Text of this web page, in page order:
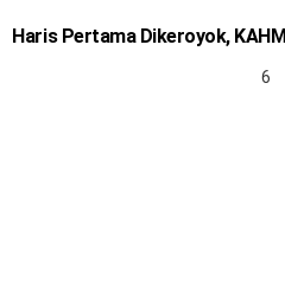
Haris Pertama Dikeroyok,